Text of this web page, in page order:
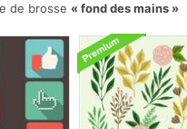
de brosse
fond des mains